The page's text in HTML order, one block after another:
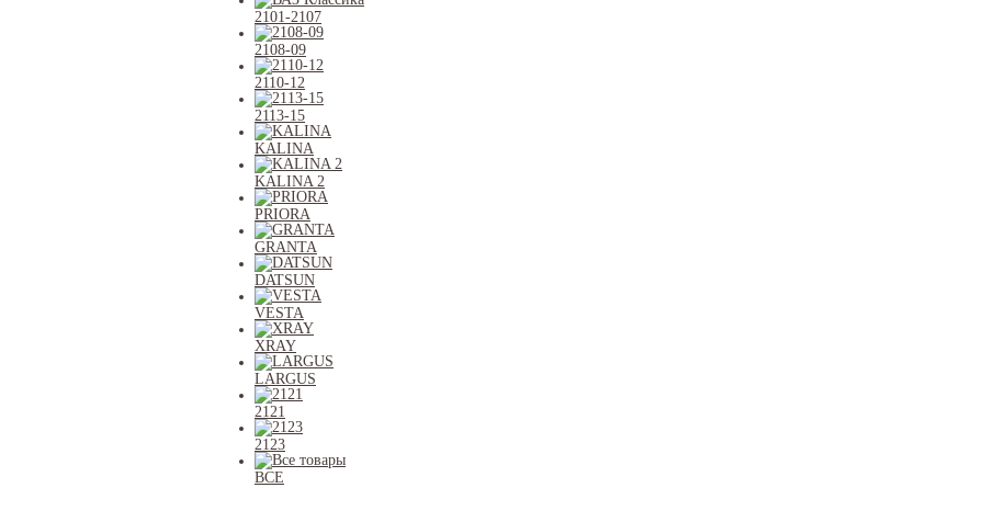
2101-2107
2108-09
2110-12
2113-15
KALINA
KALINA 2
PRIORA
GRANTA
DATSUN
VESTA
XRAY
LARGUS
2121
2123
ВСЕ